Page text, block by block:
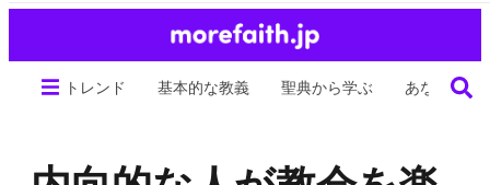
トレンド 基本的な教義 聖典から学ぶ あなたの生